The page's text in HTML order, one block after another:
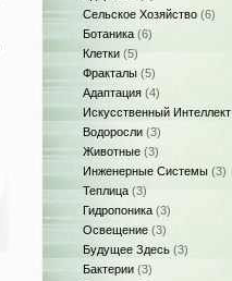
Сельское Хозяйство (6)
Ботаника (6)
Клетки (5)
Фракталы (5)
Адаптация (4)
Искусственный Интеллект
Водоросли (3)
Животные (3)
Инженерные Системы (3)
Теплица (3)
Гидропоника (3)
Освещение (3)
Будущее Здесь (3)
Бактерии (3)